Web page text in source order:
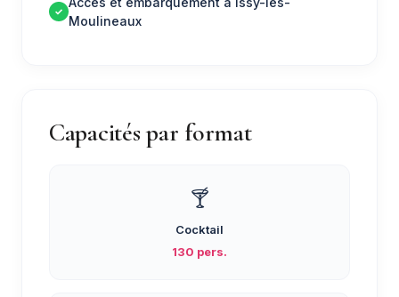
Moulineaux
Capacités par format
🍸
Cocktail
130 pers.